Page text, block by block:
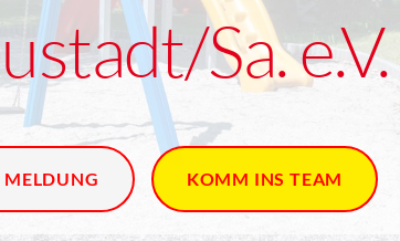
Sa. e.V.
MELDUNG KOMM INS TEAM